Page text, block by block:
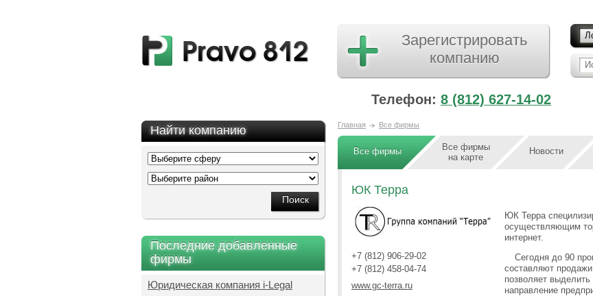
Зарегистрировать
компанию
Телефон: 8 (812) 627-14-02
Найти компанию
Последние добавленные
фирмы
Юридическая компания i-Legal
Главная Все фирмы
Все фирмы
Все фирмы
на карте
Новости
ЮК Терра
+7 (812) 906-29-02
+7 (812) 458-04-74
www.gc-terra.ru
ЮК Терра
осуществляющим
интернет.
Сегодня до 90
составляют
позволяет
направление